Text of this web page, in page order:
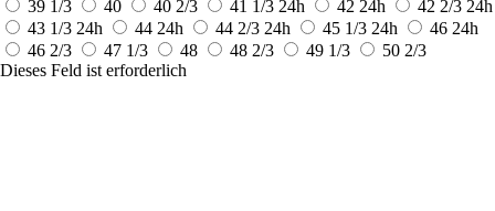
39 1/3
40 40 2/3 41 1/3 24h 42 24h 42 2/3 24h
43 1/3 24h 44 24h 44 2/3 24h 45 1/3 24h 46 24h
46 2/3
47 1/3 48 48 2/3 49 1/3
50 2/3
Dieses Feld ist erforderlich